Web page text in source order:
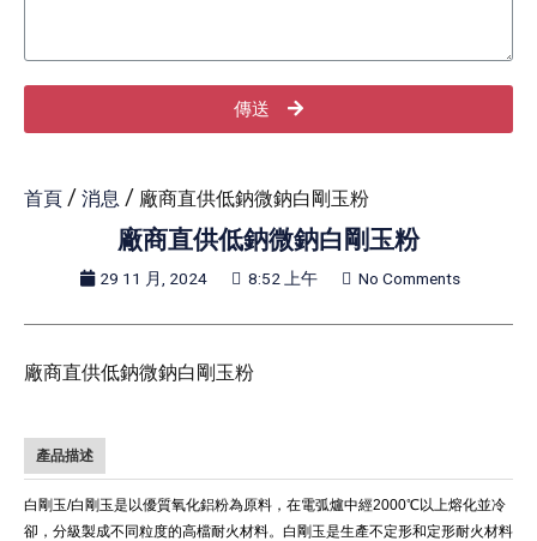
傳送
首頁 / 消息 / 廠商直供低鈉微鈉白剛玉粉
廠商直供低鈉微鈉白剛玉粉
29 11 月, 2024 8:52 上午 No Comments
廠商直供低鈉微鈉白剛玉粉
產品描述
白剛玉/白剛玉是以優質氧化鋁粉為原料，在電弧爐中經2000℃以上熔化並冷
卻，分級製成不同粒度的高檔耐火材料。白剛玉是生產不定形和定形耐火材料